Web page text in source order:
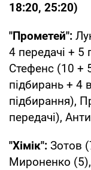
18:20, 25:20)
"Прометей":
4 передачі + 5
Стефенс (10 +
підбирань + 4
підбирання),
передачі),
"Хімік": Зотов
Мироненко